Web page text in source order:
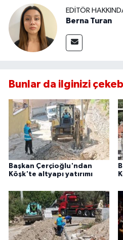
EDITÖR
Berna Turan
Bunlar da ilginizi
Başkan Çerçioğlu'ndan
Köşk'te altyapı yatırımı